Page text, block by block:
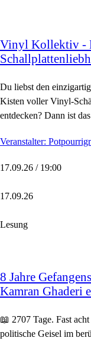
Vinyl Kollektiv -
Du liebst den
Kisten voller Vinyl-
entdecken? Dann ist
Veranstalter:
17.09.26 / 19:00
17.09.26
Lesung
8 Jahre
Kamran Ghaderi
📖 2707 Tage. Fast
politische Geisel im